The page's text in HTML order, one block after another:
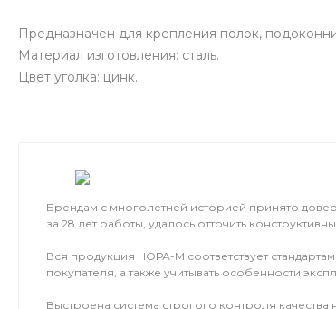
Предназначен для крепления полок,
Материал изготовления: сталь.
Цвет уголка: цинк.
Брендам с многолетней историей принято
за 28 лет работы, удалось отточить
Вся продукция НОРА-М соответствует
покупателя, а также учитывать особенности
Выстроена система строгого контроля